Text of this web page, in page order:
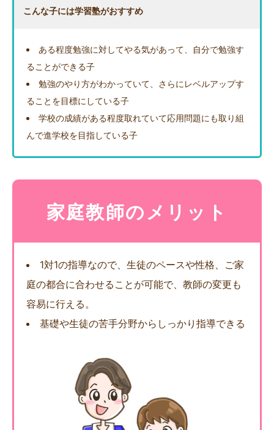
こんな子には学習塾がおすすめ
ある程度勉強に対してやる気があって、自分で勉強す
ることができる子
勉強のやり方がわかっていて、さらにレベルアップす
ることを目標にしている子
学校の成績がある程度取れていて応用問題にも取り組
んで進学校を目指している子
家庭教師のメリット
1対1の指導なので、生徒のペースや性格、ご家
庭の都合に合わせることが可能で、教師の変更も
容易に行える。
基礎や生徒の苦手分野からしっかり指導できる